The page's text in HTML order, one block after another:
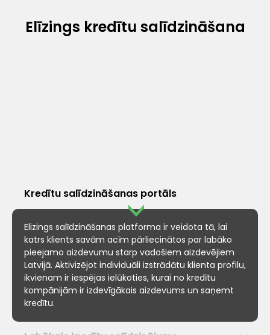
Elīzings kredītu salīdzināšana
Kredītu salīdzināšanas portāls
Elizings salīdzināšanas platforma ir veidota tā, lai
katrs klients savām acīm pārliecinātos par labāko
pieejamo aizdevumu starp vadošiem aizdevējiem
Latvijā. Aktivizējot individuāli izstrādātu klienta profilu,
ikvienam ir iespējas ielūkoties, kurai no kredītu
kompānijām ir izdevīgākais aizdevums un saņemt
kredītu.